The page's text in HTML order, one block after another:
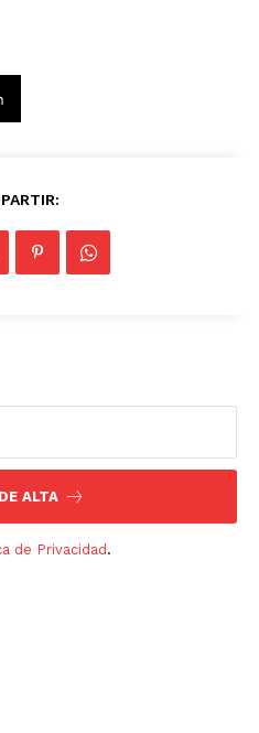
ALTA
de Privacidad .